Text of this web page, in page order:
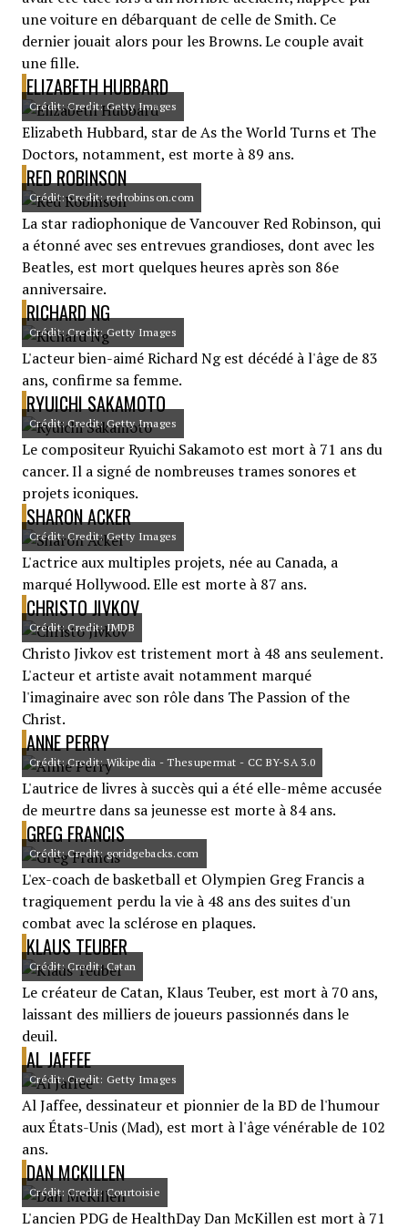
une voiture en débarquant de celle de Smith. Ce
dernier jouait alors pour les Browns. Le couple avait
une fille.
ELIZABETH HUBBARD
Crédit: Credit: Getty Images
Elizabeth Hubbard, star de As the World Turns et The
Doctors, notamment, est morte à 89 ans.
RED ROBINSON
Crédit: Credit: redrobinson.com
La star radiophonique de Vancouver Red Robinson, qui
a étonné avec ses entrevues grandioses, dont avec les
Beatles, est mort quelques heures après son 86e
anniversaire.
RICHARD NG
Crédit: Credit: Getty Images
L'acteur bien-aimé Richard Ng est décédé à l'âge de 83
ans, confirme sa femme.
RYUICHI SAKAMOTO
Crédit: Credit: Getty Images
Le compositeur Ryuichi Sakamoto est mort à 71 ans du
cancer. Il a signé de nombreuses trames sonores et
projets iconiques.
SHARON ACKER
Crédit: Credit: Getty Images
L'actrice aux multiples projets, née au Canada, a
marqué Hollywood. Elle est morte à 87 ans.
CHRISTO JIVKOV
Crédit: Credit: IMDB
Christo Jivkov est tristement mort à 48 ans seulement.
L'acteur et artiste avait notamment marqué
l'imaginaire avec son rôle dans The Passion of the
Christ.
ANNE PERRY
Crédit: Credit: Wikipedia - Thesupermat - CC BY-SA 3.0
L'autrice de livres à succès qui a été elle-même accusée
de meurtre dans sa jeunesse est morte à 84 ans.
GREG FRANCIS
Crédit: Credit: goridgebacks.com
L'ex-coach de basketball et Olympien Greg Francis a
tragiquement perdu la vie à 48 ans des suites d'un
combat avec la sclérose en plaques.
KLAUS TEUBER
Crédit: Credit: Catan
Le créateur de Catan, Klaus Teuber, est mort à 70 ans,
laissant des milliers de joueurs passionnés dans le
deuil.
AL JAFFEE
Crédit: Credit: Getty Images
Al Jaffee, dessinateur et pionnier de la BD de l'humour
aux États-Unis (Mad), est mort à l'âge vénérable de 102
ans.
DAN MCKILLEN
Crédit: Credit: Courtoisie
L'ancien PDG de HealthDay Dan McKillen est mort à 71